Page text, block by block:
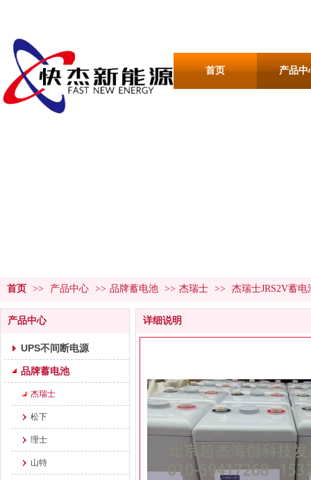
首页 产品中
首页 >> 产品中心 >> 品牌蓄电池 >> 杰瑞士 >> 杰瑞士JRS2V蓄电
产品中心
UPS不间断电源
品牌蓄电池
杰瑞士
松下
理士
山特
详细说明